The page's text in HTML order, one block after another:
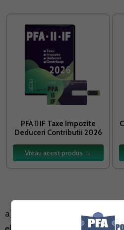
PFA II IF Taxe Impozite
Deduceri Contributii 2026
Vreau acest produs →
a) Formular pentru